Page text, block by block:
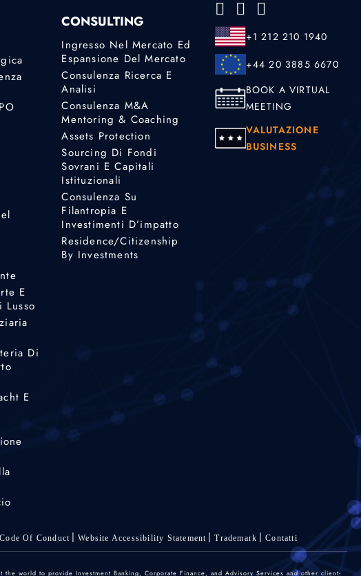
E
Lusso
Di
E
CONSULTING
Ingresso Nel Mercato Ed
Espansione Del Mercato
Consulenza Ricerca E
Analisi
Consulenza M&A
Mentoring & Coaching
Assets Protection
Sourcing Di Fondi
Sovrani E Capitali
Istituzionali
Consulenza Su
Filantropia E
Investimenti D’impatto
Residence/Citizenship
By Investments
+1 212 210 1940
+44 20 3885 6670
BOOK A VIRTUAL
MEETING
VALUTAZIONE
BUSINESS
Code Of Conduct Website Accessibility Statement Trademark Contatti
world to provide Investment Banking, Corporate Finance, and Advisory Services and other client-